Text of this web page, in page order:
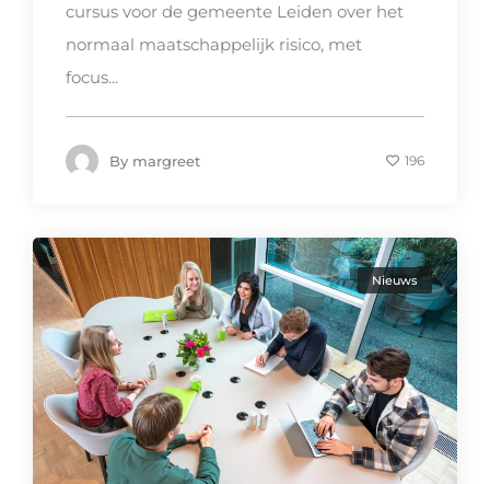
cursus voor de gemeente Leiden over het
normaal maatschappelijk risico, met
focus...
By margreet 196
Nieuws